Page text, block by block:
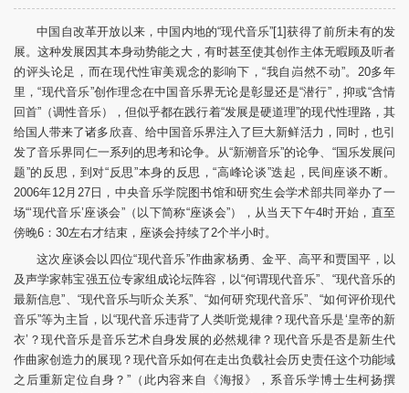
中国自改革开放以来，中国内地的“现代音乐”[1]获得了前所未有的发
展。这种发展因其本身动势能之大，有时甚至使其创作主体无暇顾及听者
的评头论足，而在现代性审美观念的影响下，“我自岿然不动”。20多年
里，“现代音乐”创作理念在中国音乐界无论是彰显还是“潜行”，抑或“含情
回首”（调性音乐），但似乎都在践行着“发展是硬道理”的现代性理路，其
给国人带来了诸多欣喜、给中国音乐界注入了巨大新鲜活力，同时，也引
发了音乐界同仁一系列的思考和论争。从“新潮音乐”的论争、“国乐发展问
题”的反思，到对“反思”本身的反思，“高峰论谈”迭起，民间座谈不断。
2006年12月27日，中央音乐学院图书馆和研究生会学术部共同举办了一
场“‘现代音乐’座谈会”（以下简称“座谈会”），从当天下午4时开始，直至
傍晚6：30左右才结束，座谈会持续了2个半小时。
这次座谈会以四位“现代音乐”作曲家杨勇、金平、高平和贾国平，以
及声学家韩宝强五位专家组成论坛阵容，以“何谓现代音乐”、“现代音乐的
最新信息”、“现代音乐与听众关系”、“如何研究现代音乐”、“如何评价现代
音乐”等为主旨，以“现代音乐违背了人类听觉规律？现代音乐是‘皇帝的新
衣’？现代音乐是音乐艺术自身发展的必然规律？现代音乐是否是新生代
作曲家创造力的展现？现代音乐如何在走出负载社会历史责任这个功能域
之后重新定位自身？”（此内容来自《海报》，系音乐学博士生柯扬撰